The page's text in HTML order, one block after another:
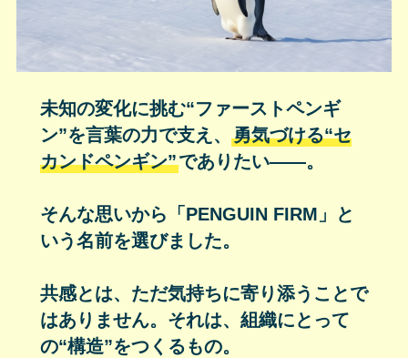
未知の変化に挑む“ファーストペンギ
ン”を言葉の力で支え、 勇気づける“セ
カンドペンギン”でありたい――。
そんな思いから「PENGUIN FIRM」と
いう名前を選びました。
共感とは、ただ気持ちに寄り添うことで
はありません。それは、組織にとって
の“構造”をつくるもの。